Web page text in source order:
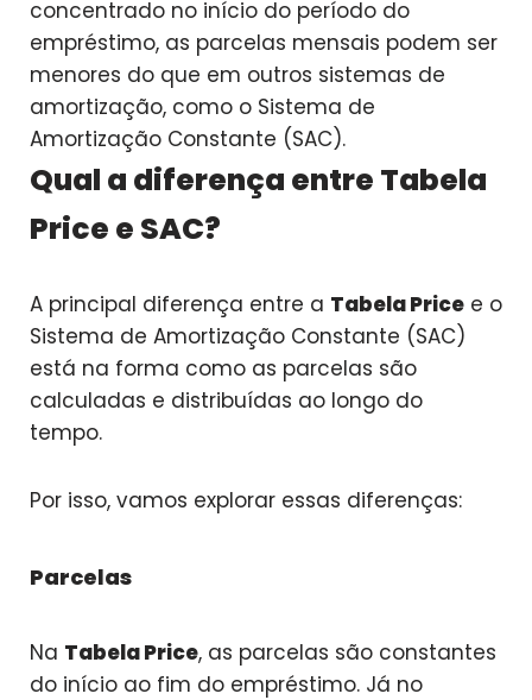
concentrado no início do período do
empréstimo, as parcelas mensais podem ser
menores do que em outros sistemas de
amortização, como o Sistema de
Amortização Constante (SAC).
Qual a diferença entre Tabela
Price e SAC?
A principal diferença entre a Tabela Price e o
Sistema de Amortização Constante (SAC)
está na forma como as parcelas são
calculadas e distribuídas ao longo do
tempo.
Por isso, vamos explorar essas diferenças:
Parcelas
Na Tabela Price, as parcelas são constantes
do início ao fim do empréstimo. Já no